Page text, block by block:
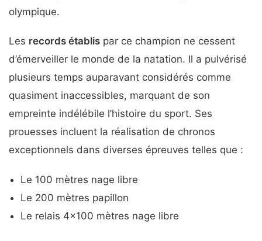
olympique.
Les records établis par ce champion ne cessent
d’émerveiller le monde de la natation. Il a pulvérisé
plusieurs temps auparavant considérés comme
quasiment inaccessibles, marquant de son
empreinte indélébile l’histoire du sport. Ses
prouesses incluent la réalisation de chronos
exceptionnels dans diverses épreuves telles que :
Le 100 mètres nage libre
Le 200 mètres papillon
Le relais 4×100 mètres nage libre